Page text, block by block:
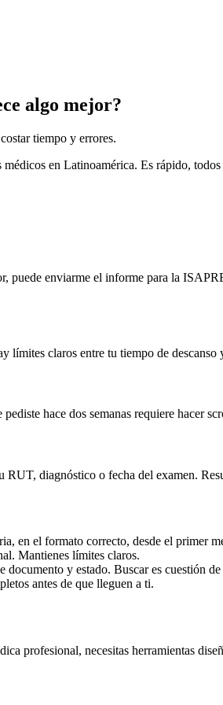
algo mejor?
tiempo y errores.
en Latinoamérica. Es rápido,
enviarme el informe para la
límites claros entre tu tiempo de descanso
hace dos semanas requiere hacer
diagnóstico o fecha del examen.
en el formato correcto, desde el primer
Mantienes límites claros.
y estado. Buscar es cuestión de
antes de que lleguen a ti.
profesional, necesitas herramientas